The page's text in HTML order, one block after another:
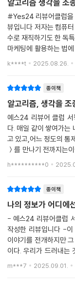
되는 순간, 그들은 내가
정체성까지도 그들이
---「7장 | 개인정보는
8. 결론은 우리의 개인
스로 감당할 수가 없다
통제권을 완전히 포기해
정보를 드러내는지 확
가 가져야 한다. 그건
성공적으로 행사하려면
만들어야 한다.
---「8장 | 모두가 개인
으로 집단의 위험 관리
션 정책을 강제하면 가
하지만 이 두 가지 접
할 수 있는 가치를 극대
취향과 목표는 각기 다
자신의 데이터를 최대
---「9장 | 개인정보 보
태가 나빴는데, 그들은
족하다’ ‘돈으로 살 수
이다. 저자는 이들의 저
을 보호할 수 있다’라
지를 받지 않은 대조군
7쪽)
다음은 정신 건강 개선
하고 병을 쉽고 빠르게
어 앱처럼 유전자, 환경
현할 수 있다. MIT에서
등을 24시간 관리해 스
다. 생성형 AI 기반의
국 성인의 22퍼센트가
장애까지 치료 가능한
두려운 사람들에게 유
정치에서도 긍정적인
은 필터 버블과 반향실
안 저자는 이를 역설계
다. 그동안은 누가 무엇
들여다볼 수 있게 장치
저자는 명확하고 설득
수 있는 위협을 우리가
강조한다.
- 사이언스
든 행동을 좋든 나쁘든
- 퍼블리셔스 위클리
알고리즘 생각을 조
#Yes24 리뷰어클럽을
뷰입니다 저자는 컴퓨
수로 재직하기도 한 독
마케팅에 활용하는 법
기업, 정책 입안자들이
k****t 2025.08.26.
종이책
알고리즘, 생각을 조
예스24 리뷰어 클럽 서
다. 매일 같이 쌓여가는 나의 디지털 기록들.나는 이것들에 대해 얼마나 알
고 있고,어느 정도의 통
＞를 만나기 전까지는
떤 인식과 관점을 지니
h**********0
종이책
나의 정보가 어디에
- 예스24 리뷰어클럽
작성한 리뷰입니다 -
이야기를 전개하지만
이다. 우리가 드러내는
다른 사람을 우리 삶
m***7 2025.09.01.